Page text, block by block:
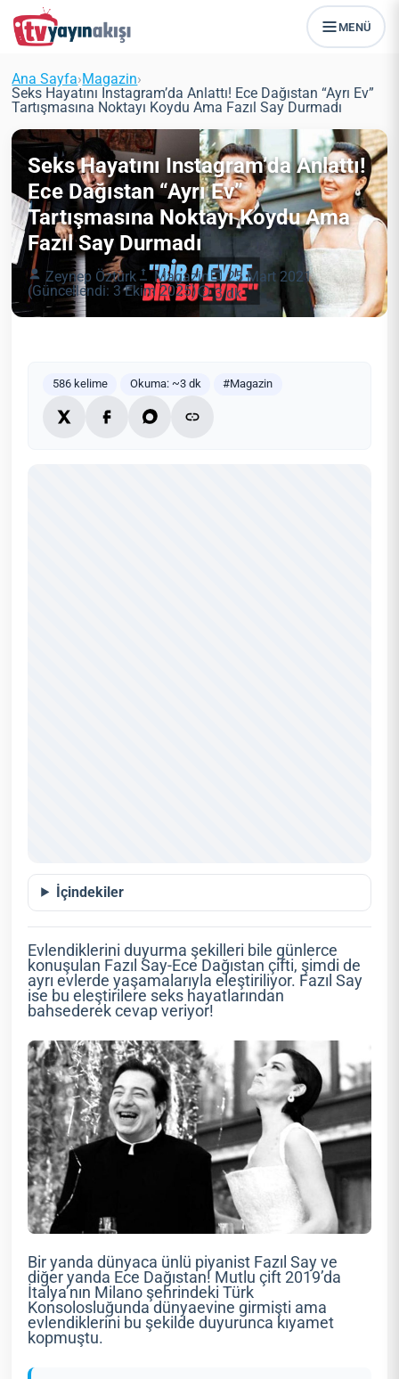
MENÜ
Ana Sayfa›Magazin›
Seks Hayatını Instagram’da Anlattı! Ece Dağıstan “Ayrı Ev”
Tartışmasına Noktayı Koydu ​Ama Fazıl Say Durmadı
Seks Hayatını Instagram’da Anlattı!
Ece Dağıstan “Ayrı Ev”
Tartışmasına Noktayı Koydu ​Ama
Fazıl Say Durmadı
Zeynep Öztürk Magazin
25 Mart 2021
(Güncellendi: 3 Ekim 2025)
3 dk
586 kelime Okuma: ~3 dk #Magazin
İçindekiler
Evlendiklerini duyurma şekilleri bile günlerce
konuşulan Fazıl Say-Ece Dağıstan çifti, şimdi de
ayrı evlerde yaşamalarıyla eleştiriliyor. Fazıl Say
ise bu eleştirilere seks hayatlarından
bahsederek cevap veriyor!
Bir yanda dünyaca ünlü piyanist Fazıl Say ve
diğer yanda Ece Dağıstan! Mutlu çift 2019’da
İtalya’nın Milano şehrindeki Türk
Konsolosluğunda dünyaevine girmişti ama
evlendiklerini bu şekilde duyurunca kıyamet
kopmuştu.